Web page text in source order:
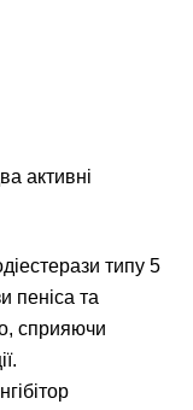
активні
типу 5
пеніса та
сприяючи